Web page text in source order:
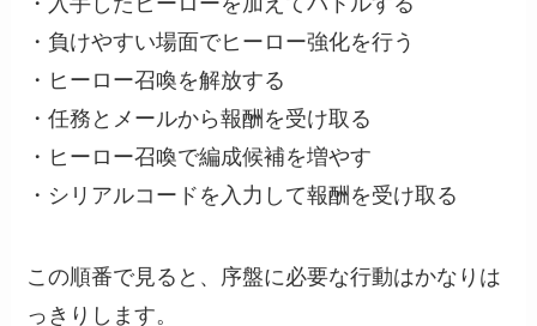
・負けやすい場面でヒーロー強化を行う
・ヒーロー召喚を解放する
・任務とメールから報酬を受け取る
・ヒーロー召喚で編成候補を増やす
・シリアルコードを入力して報酬を受け取る
この順番で見ると、序盤に必要な行動はかなりは
っきりします。